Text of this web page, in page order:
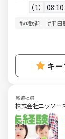
1
08:10
#昼歓迎 #平日
キ
派遣社員
株式会社ニッソー